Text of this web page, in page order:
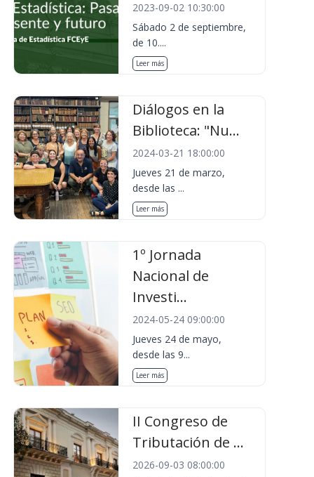
2023-09-02 10:30:00
Sábado 2 de septiembre,
de 10....
Leer más
Diálogos en la
Biblioteca: "Nu...
2024-03-21 18:00:00
Jueves 21 de marzo,
desde las ...
Leer más
1º Jornada
Nacional de
Investi...
2024-05-24 09:00:00
Jueves 24 de mayo,
desde las 9...
Leer más
II Congreso de
Tributación de ...
2026-09-03 08:00:00